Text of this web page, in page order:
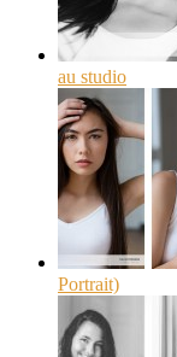
au studio
Portrait)